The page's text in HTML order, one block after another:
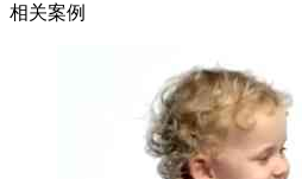
相关案例